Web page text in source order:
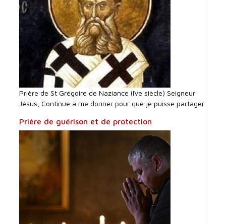
Prière de St Grégoire de Naziance (IVe siècle) Seigneur
Jésus, Continue à me donner pour que je puisse partager
Prière de guérison et de protection